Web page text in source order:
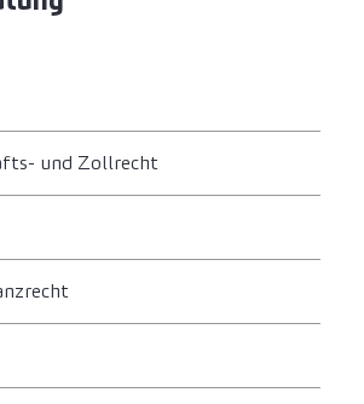
und Zollrecht